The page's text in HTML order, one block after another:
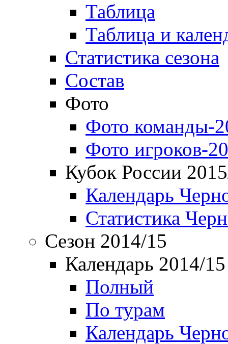
Таблица
Таблица и
Статистика сезона
Состав
Фото
Фото команды-
Фото игроков-
Кубок России
Календарь
Статистика
Сезон 2014/15
Календарь 2014/15
Полный
По турам
Календарь